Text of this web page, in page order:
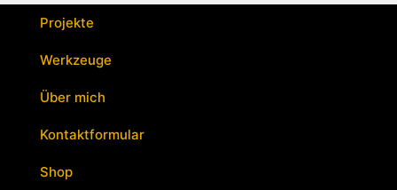
Optionen
können
der
gewählt
Projekte
Werkzeuge
Über mich
Kontaktformular
Shop